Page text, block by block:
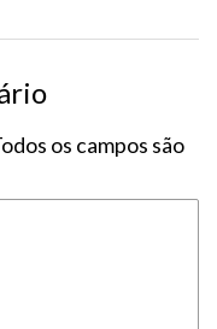
os campos são